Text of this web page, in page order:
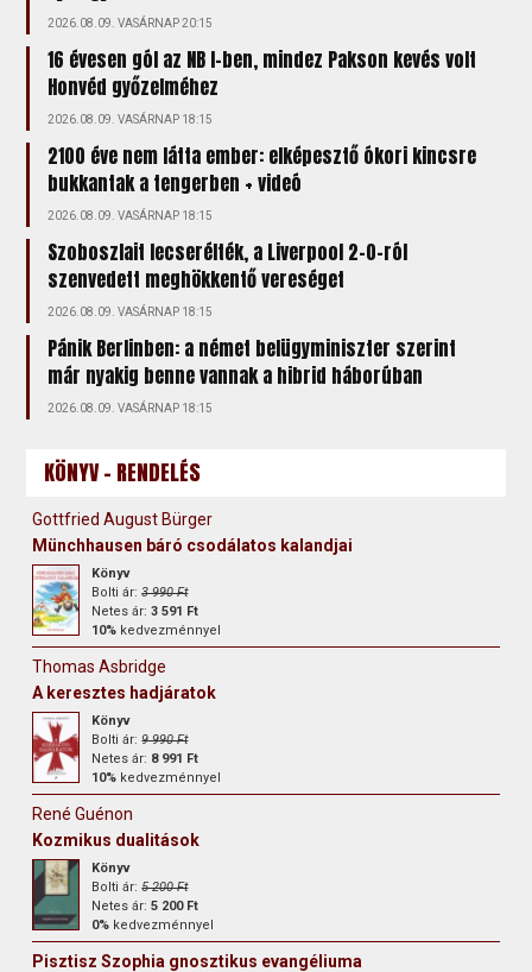
2026.08.09. VASÁRNAP 20:15
16 évesen gól az NB I-ben, mindez Pakson kevés volt
Honvéd győzelméhez
2026.08.09. VASÁRNAP 18:15
2100 éve nem látta ember: elképesztő ókori kincsre
bukkantak a tengerben + videó
2026.08.09. VASÁRNAP 18:15
Szoboszlait lecserélték, a Liverpool 2-0-ról
szenvedett meghökkentő vereséget
2026.08.09. VASÁRNAP 18:15
Pánik Berlinben: a német belügyminiszter szerint
már nyakig benne vannak a hibrid háborúban
2026.08.09. VASÁRNAP 18:15
KÖNYV - RENDELÉS
Gottfried August Bürger
Münchhausen báró csodálatos kalandjai
Könyv
Bolti ár:3 990 Ft
Netes ár:3 591 Ft
10% kedvezménnyel
Thomas Asbridge
A keresztes hadjáratok
Könyv
Bolti ár:9 990 Ft
Netes ár: 8 991 Ft
10% kedvezménnyel
René Guénon
Kozmikus dualitások
Könyv
Bolti ár:5 200 Ft
Netes ár:5 200 Ft
0% kedvezménnyel
Pisztisz Szophia gnosztikus evangéliuma